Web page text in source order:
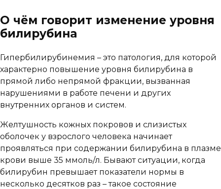
О чём говорит изменение уровня
билирубина
Гипербилирубинемия – это патология, для которой
характерно повышение уровня билирубина в
прямой либо непрямой фракции, вызванная
нарушениями в работе печени и других
внутренних органов и систем.
Желтушность кожных покровов и слизистых
оболочек у взрослого человека начинает
проявляться при содержании билирубина в плазме
крови выше 35 ммоль/л. Бывают ситуации, когда
билирубин превышает показатели нормы в
несколько десятков раз – такое состояние